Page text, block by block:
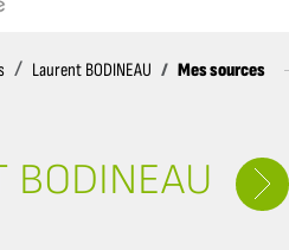
Laurent BODINEAU Mes sources
BODINEAU